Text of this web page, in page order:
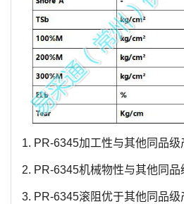
1. PR-6345加工性与其他同品级
2. PR-6345机械物性与其他同品
3. PR-6345滚阻优于其他同品级